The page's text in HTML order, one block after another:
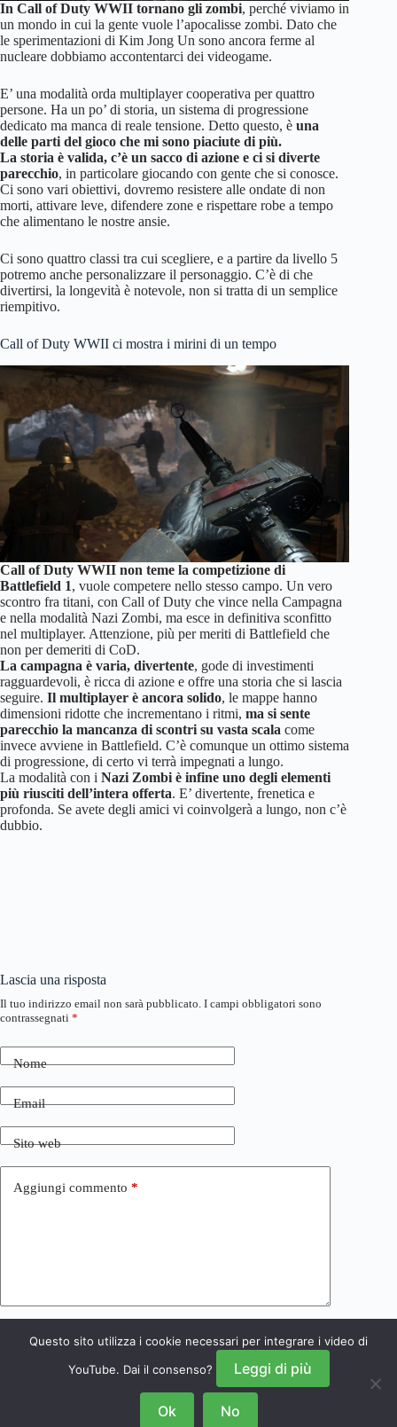
In Call of Duty WWII tornano gli zombi, perché viviamo in
un mondo in cui la gente vuole l’apocalisse zombi. Dato che
le sperimentazioni di Kim Jong Un sono ancora ferme al
nucleare dobbiamo accontentarci dei videogame.
E’ una modalità orda multiplayer cooperativa per quattro
persone. Ha un po’ di storia, un sistema di progressione
dedicato ma manca di reale tensione. Detto questo, è una
delle parti del gioco che mi sono piaciute di più.
La storia è valida, c’è un sacco di azione e ci si diverte
parecchio, in particolare giocando con gente che si conosce.
Ci sono vari obiettivi, dovremo resistere alle ondate di non
morti, attivare leve, difendere zone e rispettare robe a tempo
che alimentano le nostre ansie.
Ci sono quattro classi tra cui scegliere, e a partire da livello 5
potremo anche personalizzare il personaggio. C’è di che
divertirsi, la longevità è notevole, non si tratta di un semplice
riempitivo.
Call of Duty WWII ci mostra i mirini di un tempo
Call of Duty WWII non teme la competizione di
Battlefield 1, vuole competere nello stesso campo. Un vero
scontro fra titani, con Call of Duty che vince nella Campagna
e nella modalità Nazi Zombi, ma esce in definitiva sconfitto
nel multiplayer. Attenzione, più per meriti di Battlefield che
non per demeriti di CoD.
La campagna è varia, divertente, gode di investimenti
ragguardevoli, è ricca di azione e offre una storia che si lascia
seguire. Il multiplayer è ancora solido, le mappe hanno
dimensioni ridotte che incrementano i ritmi, ma si sente
parecchio la mancanza di scontri su vasta scala come
invece avviene in Battlefield. C’è comunque un ottimo sistema
di progressione, di certo vi terrà impegnati a lungo.
La modalità con i Nazi Zombi è infine uno degli elementi
più riusciti dell’intera offerta. E’ divertente, frenetica e
profonda. Se avete degli amici vi coinvolgerà a lungo, non c’è
dubbio.
Lascia una risposta
Il tuo indirizzo email non sarà pubblicato. I campi obbligatori sono
contrassegnati *
Nome
Email
Sito web
Aggiungi commento *
Invia commento
Questo sito utilizza i cookie necessari per integrare i video di
YouTube. Dai il consenso?
Leggi di più
Ok No